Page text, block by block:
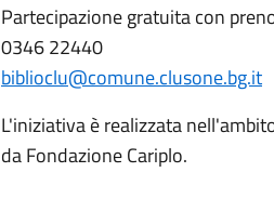
Partecipazione gratuita con
0346 22440
biblioclu@comune.clusone.bg.it
L'iniziativa è realizzata
da Fondazione Cariplo.